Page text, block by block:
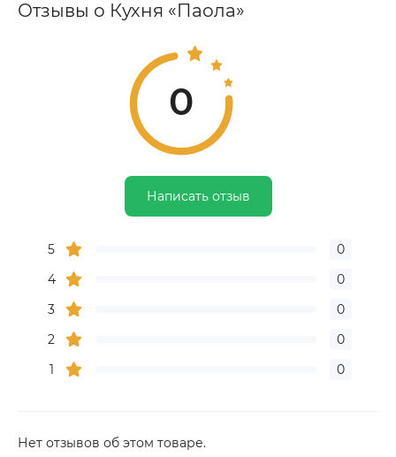
Отзывы о Кухня «Паола»
0
Написать отзыв
5
0
4
0
3
0
2
0
1
0
Нет отзывов об этом товаре.